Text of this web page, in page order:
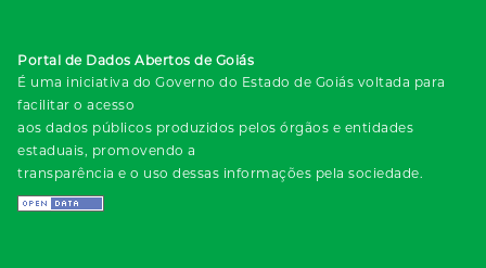
Portal de Dados Abertos de Goiás
É uma iniciativa do Governo do Estado de Goiás voltada para
facilitar o acesso
aos dados públicos produzidos pelos órgãos e entidades
estaduais, promovendo a
transparência e o uso dessas informações pela sociedade.